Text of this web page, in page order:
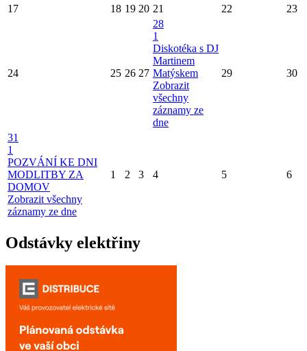
17
18 19 20 21 22 23
24 25 26 27
28
1
Diskotéka s DJ
Martinem
Matýskem
Zobrazit
všechny
záznamy ze
dne
29 30
31
1
POZVÁNÍ KE DNI
MODLITBY ZA
DOMOV
Zobrazit všechny
záznamy ze dne
1 2 3 4 5 6
Odstávky elektřiny